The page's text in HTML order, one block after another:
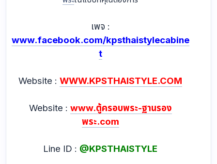
KPSTHAISTYLE เคพีเอส ไทยสไตล์
สนใจสอบถามรายละเอียดเพิ่มเติมหรือต้องการสั่งทำ